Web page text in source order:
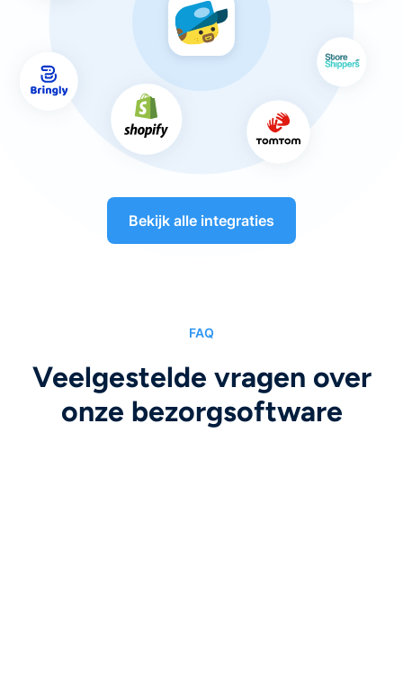
Bekijk alle integraties
FAQ
Veelgestelde vragen over
onze bezorgsoftware